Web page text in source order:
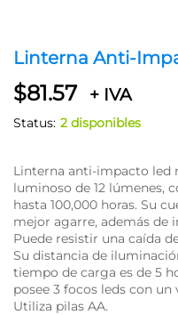
Linterna Anti-
$81.57 + IVA
Status: 2 disponibles
Linterna anti-impacto led
luminoso de 12 lúmenes,
hasta 100,000 horas. Su
mejor agarre, además de
Puede resistir una caída
Su distancia de
tiempo de carga es de 5
posee 3 focos leds con un
Utiliza pilas AA.